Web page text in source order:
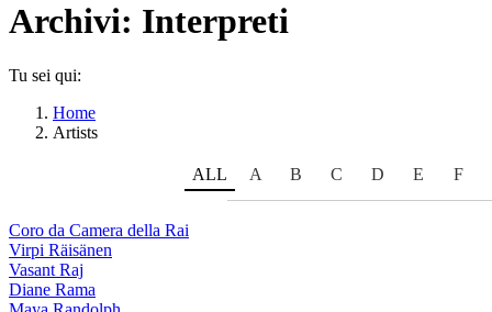
Archivi: Interpreti
Tu sei qui:
Home
Artists
ALL A B C D E F
Coro da Camera della Rai
Virpi Räisänen
Vasant Raj
Diane Rama